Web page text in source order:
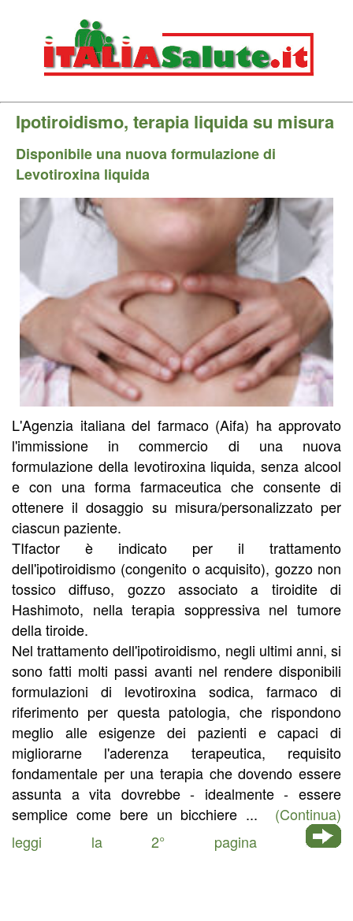
Ipotiroidismo, terapia liquida su misura
Disponibile una nuova formulazione di
Levotiroxina liquida
L'Agenzia italiana del farmaco (Aifa) ha approvato
l'immissione in commercio di una nuova
formulazione della levotiroxina liquida, senza alcool
e con una forma farmaceutica che consente di
ottenere il dosaggio su misura/personalizzato per
ciascun paziente.
TIfactor è indicato per il trattamento
dell'ipotiroidismo (congenito o acquisito), gozzo non
tossico diffuso, gozzo associato a tiroidite di
Hashimoto, nella terapia soppressiva nel tumore
della tiroide.
Nel trattamento dell'ipotiroidismo, negli ultimi anni, si
sono fatti molti passi avanti nel rendere disponibili
formulazioni di levotiroxina sodica, farmaco di
riferimento per questa patologia, che rispondono
meglio alle esigenze dei pazienti e capaci di
migliorarne l'aderenza terapeutica, requisito
fondamentale per una terapia che dovendo essere
assunta a vita dovrebbe - idealmente - essere
semplice come bere un bicchiere ... (Continua)
leggi la 2° pagina